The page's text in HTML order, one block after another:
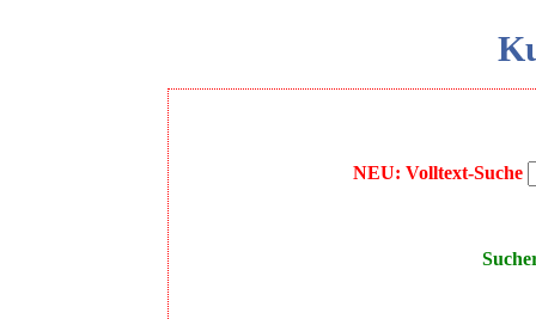
NEU: Volltext-Suche